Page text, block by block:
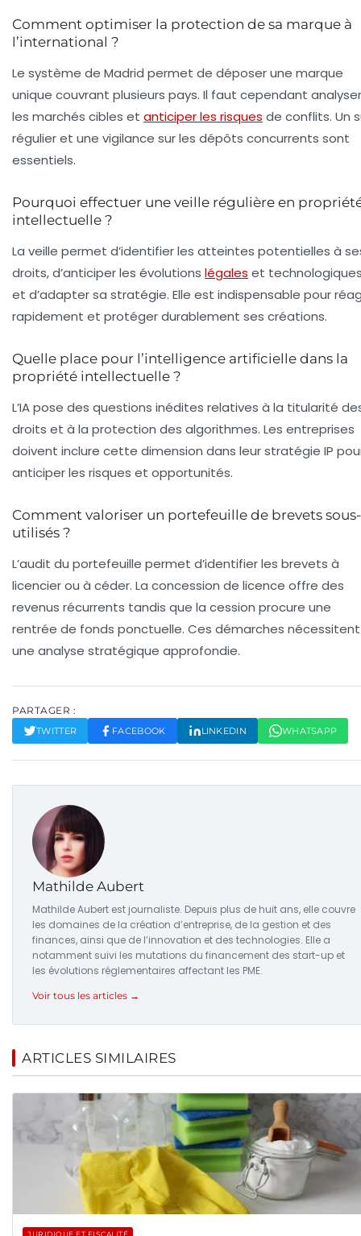
Comment optimiser la protection de sa marque à
l’international ?
Le système de Madrid permet de déposer une marque
unique couvrant plusieurs pays. Il faut cependant analyser
les marchés cibles et anticiper les risques de conflits. Un
régulier et une vigilance sur les dépôts concurrents sont
essentiels.
Pourquoi effectuer une veille régulière en
intellectuelle ?
La veille permet d’identifier les atteintes potentielles à
droits, d’anticiper les évolutions légales et
et d’adapter sa stratégie. Elle est indispensable pour
rapidement et protéger durablement ses créations.
Quelle place pour l’intelligence artificielle dans la
propriété intellectuelle ?
L’IA pose des questions inédites relatives à la titularité
droits et à la protection des algorithmes. Les entreprises
doivent inclure cette dimension dans leur stratégie IP
anticiper les risques et opportunités.
Comment valoriser un portefeuille de brevets sous-
utilisés ?
L’audit du portefeuille permet d’identifier les brevets à
licencier ou à céder. La concession de licence offre des
revenus récurrents tandis que la cession procure une
rentrée de fonds ponctuelle. Ces démarches nécessitent
une analyse stratégique approfondie.
PARTAGER :
TWITTER FACEBOOK LINKEDIN WHATSAPP
Mathilde Aubert
Mathilde Aubert est journaliste. Depuis plus de huit ans, elle couvre
les domaines de la création d’entreprise, de la gestion et des
finances, ainsi que de l’innovation et des technologies. Elle a
notamment suivi les mutations du financement des start-up et
les évolutions réglementaires affectant les PME.
Voir tous les articles →
ARTICLES SIMILAIRES
JURIDIQUE ET FISCALITÉ